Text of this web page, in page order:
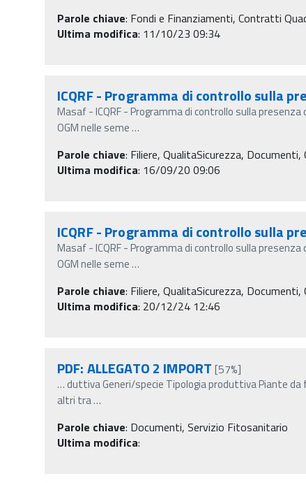
Parole chiave: Fondi e Finanziamenti, Contratti
Ultima modifica: 11/10/23 09:34
ICQRF - Programma di controllo sulla
Masaf - ICQRF - Programma di controllo sulla presenza
OGM nelle seme…
Parole chiave: Filiere, QualitaSicurezza,
Ultima modifica: 16/09/20 09:06
ICQRF - Programma di controllo sulla
Masaf - ICQRF - Programma di controllo sulla presenza
OGM nelle seme…
Parole chiave: Filiere, QualitaSicurezza,
Ultima modifica: 20/12/24 12:46
PDF: ALLEGATO 2 IMPORT [57%]
…duttiva Generi/specie Tipologia produttiva Piante
altri tra…
Parole chiave: Documenti, Servizio Fitosanitario
Ultima modifica: